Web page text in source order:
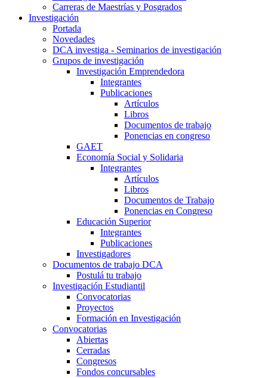
Carreras de Maestrías y Posgrados
Investigación
Portada
Novedades
DCA investiga - Seminarios de investigación
Grupos de investigación
Investigación Emprendedora
Integrantes
Publicaciones
Artículos
Libros
Documentos de trabajo
Ponencias en congreso
GAET
Economía Social y Solidaria
Integrantes
Artículos
Libros
Documentos de Trabajo
Ponencias en Congreso
Educación Superior
Integrantes
Publicaciones
Investigadores
Documentos de trabajo DCA
Postulá tu trabajo
Investigación Estudiantil
Convocatorias
Proyectos
Formación en Investigación
Convocatorias
Abiertas
Cerradas
Congresos
Fondos concursables